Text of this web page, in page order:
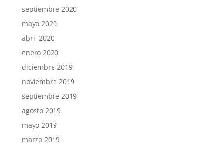
septiembre 2020
mayo 2020
abril 2020
enero 2020
diciembre 2019
noviembre 2019
septiembre 2019
agosto 2019
mayo 2019
marzo 2019